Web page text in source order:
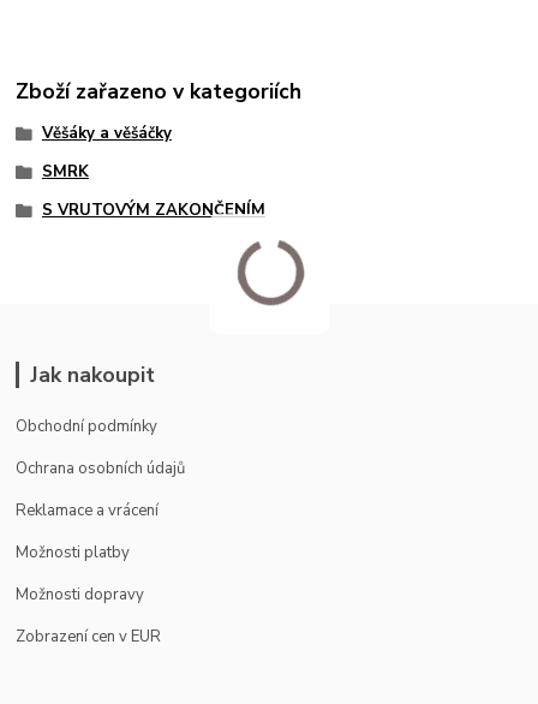
Zboží zařazeno v kategoriích
Věšáky a věšáčky
SMRK
S VRUTOVÝM ZAKONČENÍM
Jak nakoupit
Obchodní podmínky
Ochrana osobních údajů
Reklamace a vrácení
Možnosti platby
Možnosti dopravy
Zobrazení cen v EUR